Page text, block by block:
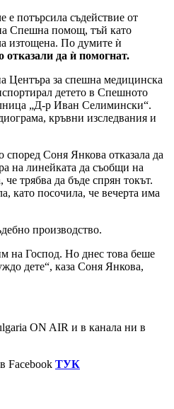
е потърсила съдействие от
Спешна помощ, тъй като
изтощена. По думите ѝ
отказали да ѝ помогнат.
Центъра за спешна медицинска
детето в Спешното
„Д-р Иван Селимински“.
кръвни изследвания и
според Соня Янкова отказала да
на линейката да съобщи на
трябва да бъде спрян токът.
като посочила, че вечерта има
производство.
на Господ. Но днес това беше
дете“, каза Соня Янкова,
ON AIR и в канала ни в
Facebook ТУК